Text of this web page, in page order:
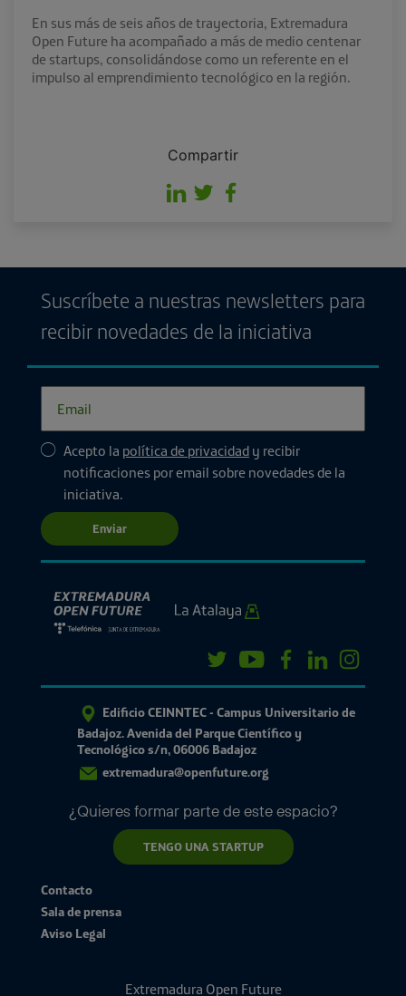
En sus más de seis años de trayectoria, Extremadura
Open Future ha acompañado a más de medio centenar
de startups, consolidándose como un referente en el
impulso al emprendimiento tecnológico en la región.
Compartir
Suscríbete a nuestras newsletters para
recibir novedades de la iniciativa
Acepto la política de privacidad y recibir
notificaciones por email sobre novedades de la
iniciativa.
Enviar
Edificio CEINNTEC - Campus Universitario de
Badajoz. Avenida del Parque Científico y
Tecnológico s/n, 06006 Badajoz
extremadura@openfuture.org
¿Quieres formar parte de este espacio?
TENGO UNA STARTUP
Contacto
Sala de prensa
Aviso Legal
Extremadura Open Future